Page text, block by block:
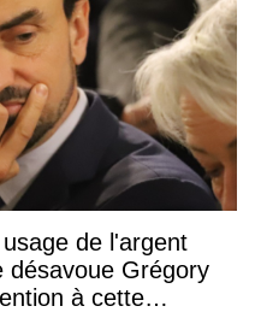
de l'argent
désavoue Grégory
à cette